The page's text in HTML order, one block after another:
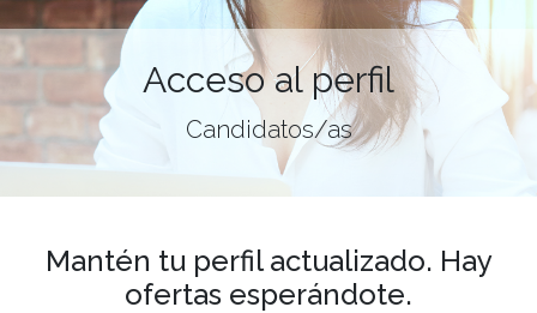
Acceso al perfil
Candidatos/as
Mantén tu perfil actualizado. Hay
ofertas esperándote.